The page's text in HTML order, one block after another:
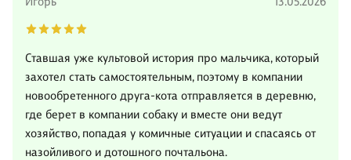
Ставшая уже культовой история про мальчика, который
захотел стать самостоятельным, поэтому в компании
новообретенного друга-кота отправляется в деревню,
где берет в компании собаку и вместе они ведут
хозяйство, попадая у комичные ситуации и спасаясь от
назойливого и дотошного почтальона.